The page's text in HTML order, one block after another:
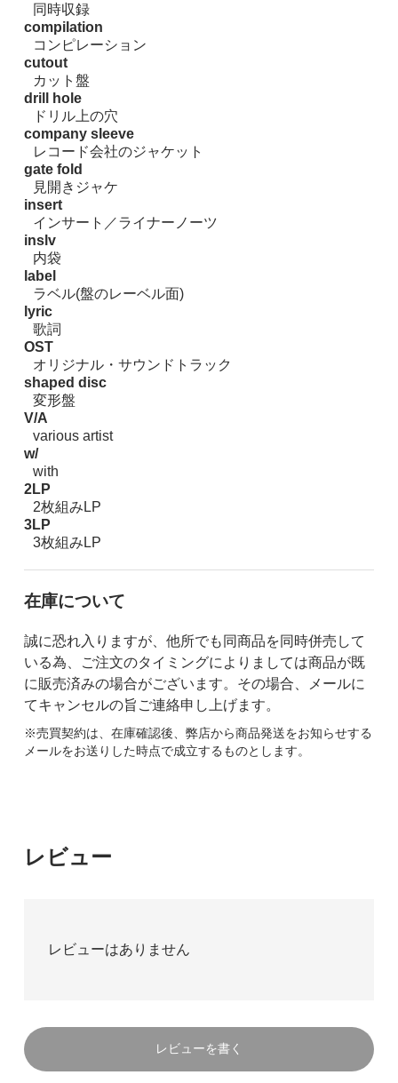
同時収録
compilation
コンピレーション
cutout
カット盤
drill hole
ドリル上の穴
company sleeve
レコード会社のジャケット
gate fold
見開きジャケ
insert
インサート／ライナーノーツ
inslv
内袋
label
ラベル(盤のレーベル面)
lyric
歌詞
OST
オリジナル・サウンドトラック
shaped disc
変形盤
V/A
various artist
w/
with
2LP
2枚組みLP
3LP
3枚組みLP
在庫について
誠に恐れ入りますが、他所でも同商品を同時併売して
いる為、ご注文のタイミングによりましては商品が既
に販売済みの場合がございます。その場合、メールに
てキャンセルの旨ご連絡申し上げます。
※売買契約は、在庫確認後、弊店から商品発送をお知らせする
メールをお送りした時点で成立するものとします。
レビュー
レビューはありません
レビューを書く